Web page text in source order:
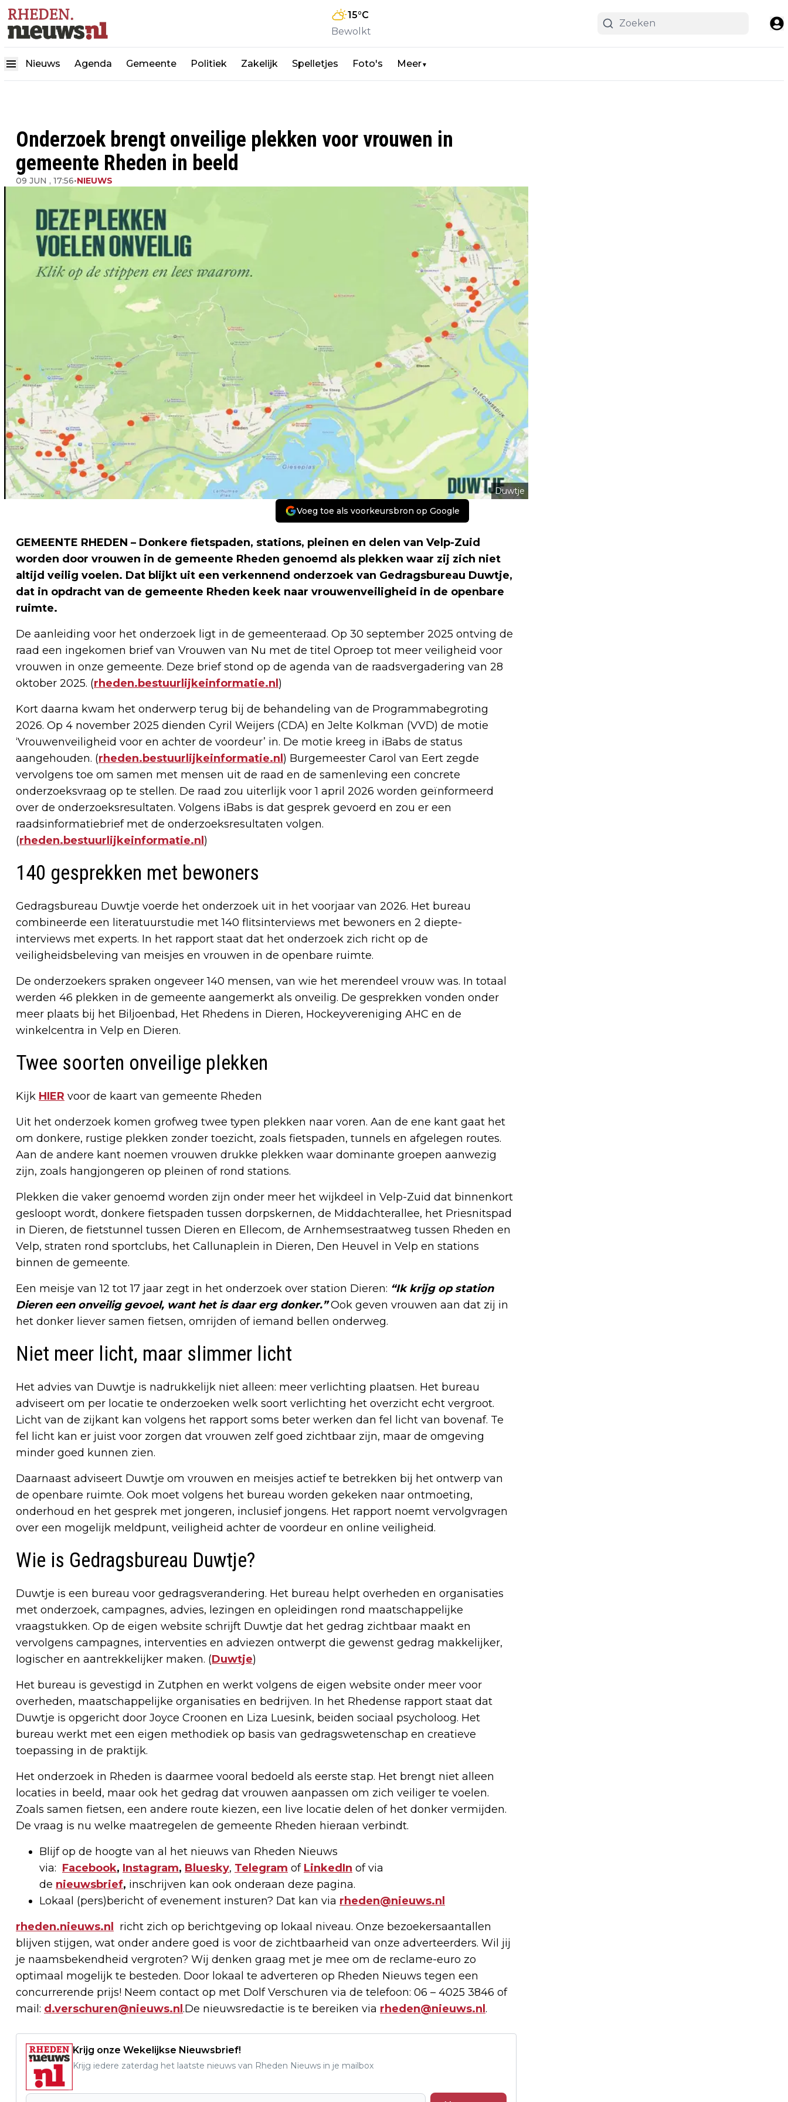
15°C
Bewolkt
Nieuws Agenda Gemeente Politiek Zakelijk Spelletjes Foto's Meer▼
Onderzoek brengt onveilige plekken voor vrouwen in
gemeente Rheden in beeld
09 JUN , 17:56•NIEUWS
Duwtje
Voeg toe als voorkeursbron op Google
GEMEENTE RHEDEN – Donkere fietspaden, stations, pleinen en delen van Velp-Zuid
worden door vrouwen in de gemeente Rheden genoemd als plekken waar zij zich niet
altijd veilig voelen. Dat blijkt uit een verkennend onderzoek van Gedragsbureau Duwtje,
dat in opdracht van de gemeente Rheden keek naar vrouwenveiligheid in de openbare
ruimte.
De aanleiding voor het onderzoek ligt in de gemeenteraad. Op 30 september 2025 ontving de
raad een ingekomen brief van Vrouwen van Nu met de titel Oproep tot meer veiligheid voor
vrouwen in onze gemeente. Deze brief stond op de agenda van de raadsvergadering van 28
oktober 2025. (rheden.bestuurlijkeinformatie.nl)
Kort daarna kwam het onderwerp terug bij de behandeling van de Programmabegroting
2026. Op 4 november 2025 dienden Cyril Weijers (CDA) en Jelte Kolkman (VVD) de motie
‘Vrouwenveiligheid voor en achter de voordeur’ in. De motie kreeg in iBabs de status
aangehouden. (rheden.bestuurlijkeinformatie.nl) Burgemeester Carol van Eert zegde
vervolgens toe om samen met mensen uit de raad en de samenleving een concrete
onderzoeksvraag op te stellen. De raad zou uiterlijk voor 1 april 2026 worden geïnformeerd
over de onderzoeksresultaten. Volgens iBabs is dat gesprek gevoerd en zou er een
raadsinformatiebrief met de onderzoeksresultaten volgen.
(rheden.bestuurlijkeinformatie.nl)
140 gesprekken met bewoners
Gedragsbureau Duwtje voerde het onderzoek uit in het voorjaar van 2026. Het bureau
combineerde een literatuurstudie met 140 flitsinterviews met bewoners en 2 diepte-
interviews met experts. In het rapport staat dat het onderzoek zich richt op de
veiligheidsbeleving van meisjes en vrouwen in de openbare ruimte.
De onderzoekers spraken ongeveer 140 mensen, van wie het merendeel vrouw was. In totaal
werden 46 plekken in de gemeente aangemerkt als onveilig. De gesprekken vonden onder
meer plaats bij het Biljoenbad, Het Rhedens in Dieren, Hockeyvereniging AHC en de
winkelcentra in Velp en Dieren.
Twee soorten onveilige plekken
Kijk HIER voor de kaart van gemeente Rheden
Uit het onderzoek komen grofweg twee typen plekken naar voren. Aan de ene kant gaat het
om donkere, rustige plekken zonder toezicht, zoals fietspaden, tunnels en afgelegen routes.
Aan de andere kant noemen vrouwen drukke plekken waar dominante groepen aanwezig
zijn, zoals hangjongeren op pleinen of rond stations.
Plekken die vaker genoemd worden zijn onder meer het wijkdeel in Velp-Zuid dat binnenkort
gesloopt wordt, donkere fietspaden tussen dorpskernen, de Middachterallee, het Priesnitspad
in Dieren, de fietstunnel tussen Dieren en Ellecom, de Arnhemsestraatweg tussen Rheden en
Velp, straten rond sportclubs, het Callunaplein in Dieren, Den Heuvel in Velp en stations
binnen de gemeente.
Een meisje van 12 tot 17 jaar zegt in het onderzoek over station Dieren: “Ik krijg op station
Dieren een onveilig gevoel, want het is daar erg donker.”Ook geven vrouwen aan dat zij in
het donker liever samen fietsen, omrijden of iemand bellen onderweg.
Niet meer licht, maar slimmer licht
Het advies van Duwtje is nadrukkelijk niet alleen: meer verlichting plaatsen. Het bureau
adviseert om per locatie te onderzoeken welk soort verlichting het overzicht echt vergroot.
Licht van de zijkant kan volgens het rapport soms beter werken dan fel licht van bovenaf. Te
fel licht kan er juist voor zorgen dat vrouwen zelf goed zichtbaar zijn, maar de omgeving
minder goed kunnen zien.
Daarnaast adviseert Duwtje om vrouwen en meisjes actief te betrekken bij het ontwerp van
de openbare ruimte. Ook moet volgens het bureau worden gekeken naar ontmoeting,
onderhoud en het gesprek met jongeren, inclusief jongens. Het rapport noemt vervolgvragen
over een mogelijk meldpunt, veiligheid achter de voordeur en online veiligheid.
Wie is Gedragsbureau Duwtje?
Duwtje is een bureau voor gedragsverandering. Het bureau helpt overheden en organisaties
met onderzoek, campagnes, advies, lezingen en opleidingen rond maatschappelijke
vraagstukken. Op de eigen website schrijft Duwtje dat het gedrag zichtbaar maakt en
vervolgens campagnes, interventies en adviezen ontwerpt die gewenst gedrag makkelijker,
logischer en aantrekkelijker maken. (Duwtje)
Het bureau is gevestigd in Zutphen en werkt volgens de eigen website onder meer voor
overheden, maatschappelijke organisaties en bedrijven. In het Rhedense rapport staat dat
Duwtje is opgericht door Joyce Croonen en Liza Luesink, beiden sociaal psycholoog. Het
bureau werkt met een eigen methodiek op basis van gedragswetenschap en creatieve
toepassing in de praktijk.
Het onderzoek in Rheden is daarmee vooral bedoeld als eerste stap. Het brengt niet alleen
locaties in beeld, maar ook het gedrag dat vrouwen aanpassen om zich veiliger te voelen.
Zoals samen fietsen, een andere route kiezen, een live locatie delen of het donker vermijden.
De vraag is nu welke maatregelen de gemeente Rheden hieraan verbindt.
Blijf op de hoogte van al het nieuws van Rheden Nieuws
via: Facebook, Instagram, Bluesky, Telegram of LinkedIn of via
de nieuwsbrief, inschrijven kan ook onderaan deze pagina.
Lokaal (pers)bericht of evenement insturen? Dat kan via rheden@nieuws.nl
rheden.nieuws.nl richt zich op berichtgeving op lokaal niveau. Onze bezoekersaantallen
blijven stijgen, wat onder andere goed is voor de zichtbaarheid van onze adverteerders. Wil jij
je naamsbekendheid vergroten? Wij denken graag met je mee om de reclame-euro zo
optimaal mogelijk te besteden. Door lokaal te adverteren op Rheden Nieuws tegen een
concurrerende prijs! Neem contact op met Dolf Verschuren via de telefoon: 06 – 4025 3846 of
mail: d.verschuren@nieuws.nl.De nieuwsredactie is te bereiken via rheden@nieuws.nl.
Krijg onze Wekelijkse Nieuwsbrief!
Krijg iedere zaterdag het laatste nieuws van Rheden Nieuws in je mailbox